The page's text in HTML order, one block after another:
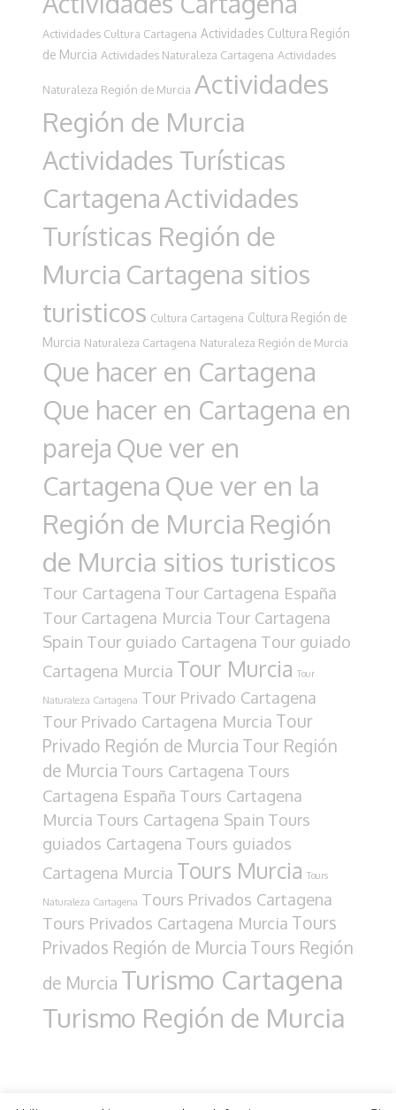
Actividades Cultura Cartagena Actividades Cultura Región
de Murcia Actividades Naturaleza Cartagena Actividades
Naturaleza Región de Murcia Actividades
Región de Murcia
Actividades Turísticas
CartagenaActividades
Turísticas Región de
Murcia Cartagena sitios
turisticos Cultura Cartagena Cultura Región de
Murcia Naturaleza Cartagena Naturaleza Región de Murcia
Que hacer en Cartagena
Que hacer en Cartagena en
pareja Que ver en
Cartagena Que ver en la
Región de Murcia Región
de Murcia sitios turisticos
Tour Cartagena Tour Cartagena España
Tour Cartagena Murcia Tour Cartagena
Spain Tour guiado Cartagena Tour guiado
Cartagena Murcia Tour Murcia Tour
Naturaleza Cartagena Tour Privado Cartagena
Tour Privado Cartagena Murcia Tour
Privado Región de Murcia Tour Región
de Murcia Tours Cartagena Tours
Cartagena España Tours Cartagena
Murcia Tours Cartagena Spain Tours
guiados Cartagena Tours guiados
Cartagena Murcia Tours Murcia Tours
Naturaleza Cartagena Tours Privados Cartagena
Tours Privados Cartagena Murcia Tours
Privados Región de Murcia Tours Región
de Murcia Turismo Cartagena
Turismo Región de Murcia